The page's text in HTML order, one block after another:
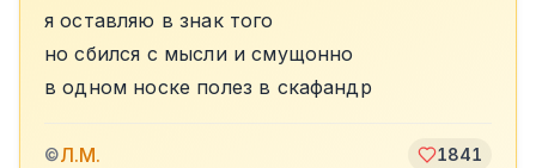
я оставляю в знак того
но сбился с мысли и смущонно
в одном носке полез в скафандр
©Л.М. 1841